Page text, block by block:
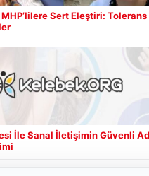
MHP’lilere Sert Eleştiri:
İle Sanal İletişimin Güvenli